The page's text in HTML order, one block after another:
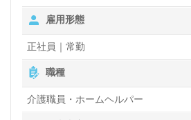
（前年度実績）<br /><br />賞与年3回
雇用形態
正社員｜常勤
職種
介護職員・ホームヘルパー